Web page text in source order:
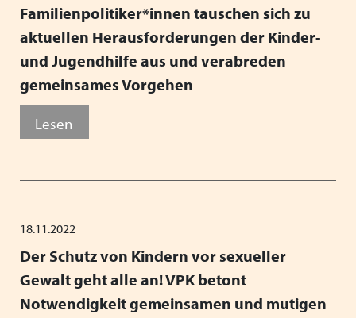
Familienpolitiker*innen tauschen sich zu
aktuellen Herausforderungen der Kinder-
und Jugendhilfe aus und verabreden
gemeinsames Vorgehen
Lesen
18.11.2022
Der Schutz von Kindern vor sexueller
Gewalt geht alle an! VPK betont
Notwendigkeit gemeinsamen und mutigen